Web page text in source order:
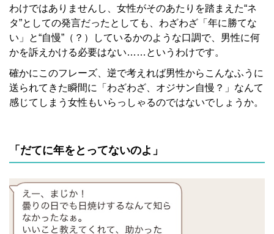
わけではありませんし、女性がそのあたりを踏まえた“ネ
タ”としての発言だったとしても、わざわざ「年に勝てな
い」と“自慢”（？）しているかのような口調で、男性に何
かを訴えかける必要はない……というわけです。
確かにこのフレーズ、逆で考えれば男性からこんなふうに
送られてきた瞬間に「わざわざ、オジサン自慢？」なんて
感じてしまう女性もいらっしゃるのではないでしょうか。
「だてに年をとってないのよ」